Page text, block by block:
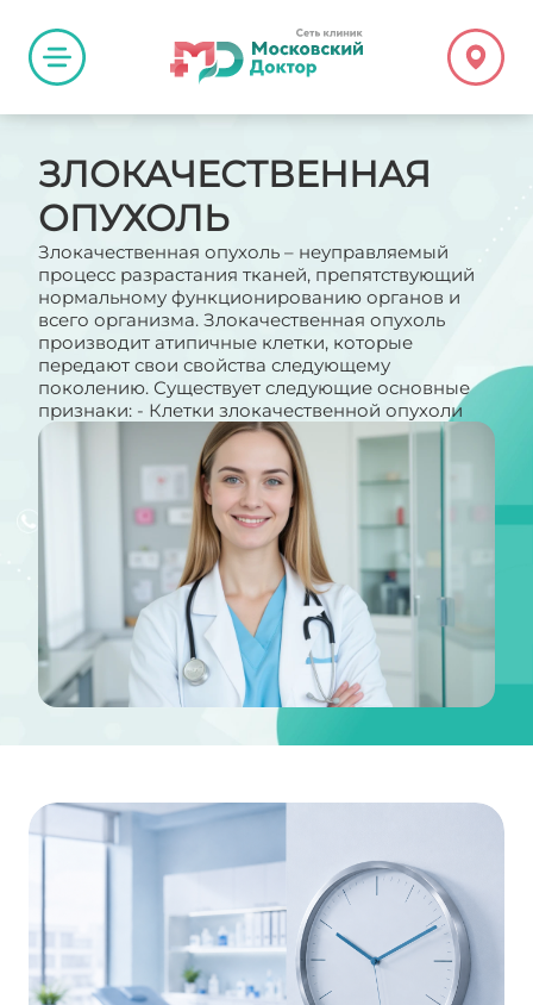
ЗЛОКАЧЕСТВЕННАЯ
ОПУХОЛЬ
Злокачественная опухоль – неуправляемый
процесс разрастания тканей, препятствующий
нормальному функционированию органов и
всего организма. Злокачественная опухоль
производит атипичные клетки, которые
передают свои свойства следующему
поколению. Существует следующие основные
признаки: - Клетки злокачественной опухоли